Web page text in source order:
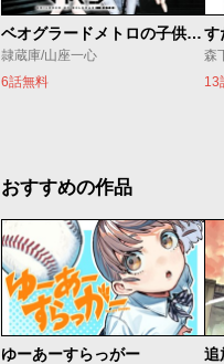
ベオグラードメトロの子供たち
隷蔵庫/山座一心
6話無料
す
森
13
おすすめの作品
ゆーあーすらっがー